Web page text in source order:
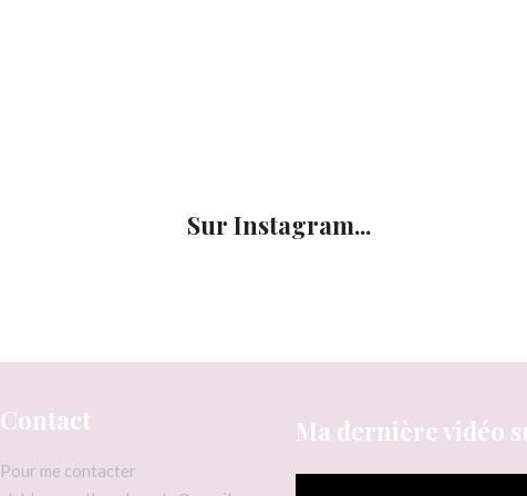
Sur Instagram...
Contact
Pour me contacter
Ma dernière vidéo